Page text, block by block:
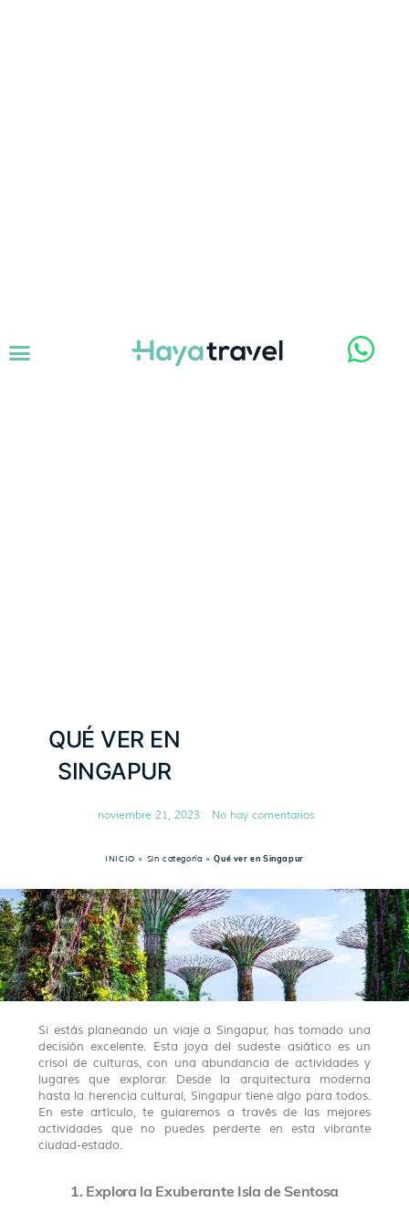
QUÉ VER EN
SINGAPUR
noviembre 21, 2023 No hay comentarios
INICIO » Sin categoría »Qué ver en Singapur
Si estás planeando un viaje a Singapur, has tomado una
decisión excelente. Esta joya del sudeste asiático es un
crisol de culturas, con una abundancia de actividades y
lugares que explorar. Desde la arquitectura moderna
hasta la herencia cultural, Singapur tiene algo para todos.
En este artículo, te guiaremos a través de las mejores
actividades que no puedes perderte en esta vibrante
ciudad-estado.
1. Explora la Exuberante Isla de Sentosa